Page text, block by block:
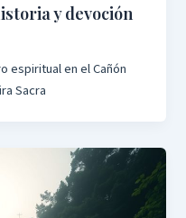
y devoción
espiritual en el Cañón
Sacra